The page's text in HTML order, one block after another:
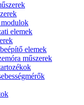
elemek
elemek
műszerek